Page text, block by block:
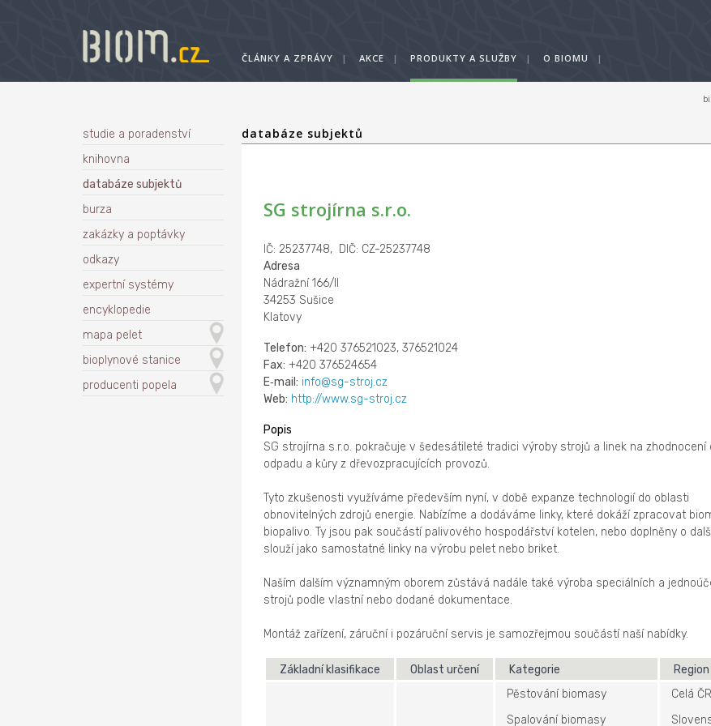
ČLÁNKY A ZPRÁVY | AKCE | PRODUKTY A SLUŽBY | O BIOMU |
studie a poradenství
knihovna
databáze subjektů
burza
zakázky a poptávky
odkazy
expertní systémy
encyklopedie
mapa pelet
bioplynové stanice
producenti popela
databáze subjektů
SG strojírna s.r.o.
IČ: 25237748, DIČ: CZ-25237748
Adresa
Nádražní 166/II
34253 Sušice
Klatovy
Telefon: +420 376521023, 376521024
Fax: +420 376524654
E‑mail: info@sg-stroj.cz
Web: http://www.sg-stroj.cz
Popis
SG strojírna s.r.o. pokračuje v šedesátileté tradici výroby strojů a linek na zhodnocení
odpadu a kůry z dřevozpracujících provozů.
Tyto zkušenosti využíváme především nyní, v době expanze technologií do oblasti
obnovitelných zdrojů energie. Nabízíme a dodáváme linky, které dokáží zpracovat
biopalivo. Ty jsou pak součástí palivového hospodářství kotelen, nebo doplněny o
slouží jako samostatné linky na výrobu pelet nebo briket.
Naším dalším významným oborem zůstává nadále také výroba speciálních a
strojů podle vlastní nebo dodané dokumentace.
Montáž zařízení, záruční i pozáruční servis je samozřejmou součástí naší nabídky.
Základní klasifikace Oblast určení Kategorie
Region
Pěstování biomasy
Spalování biomasy
Celá ČR